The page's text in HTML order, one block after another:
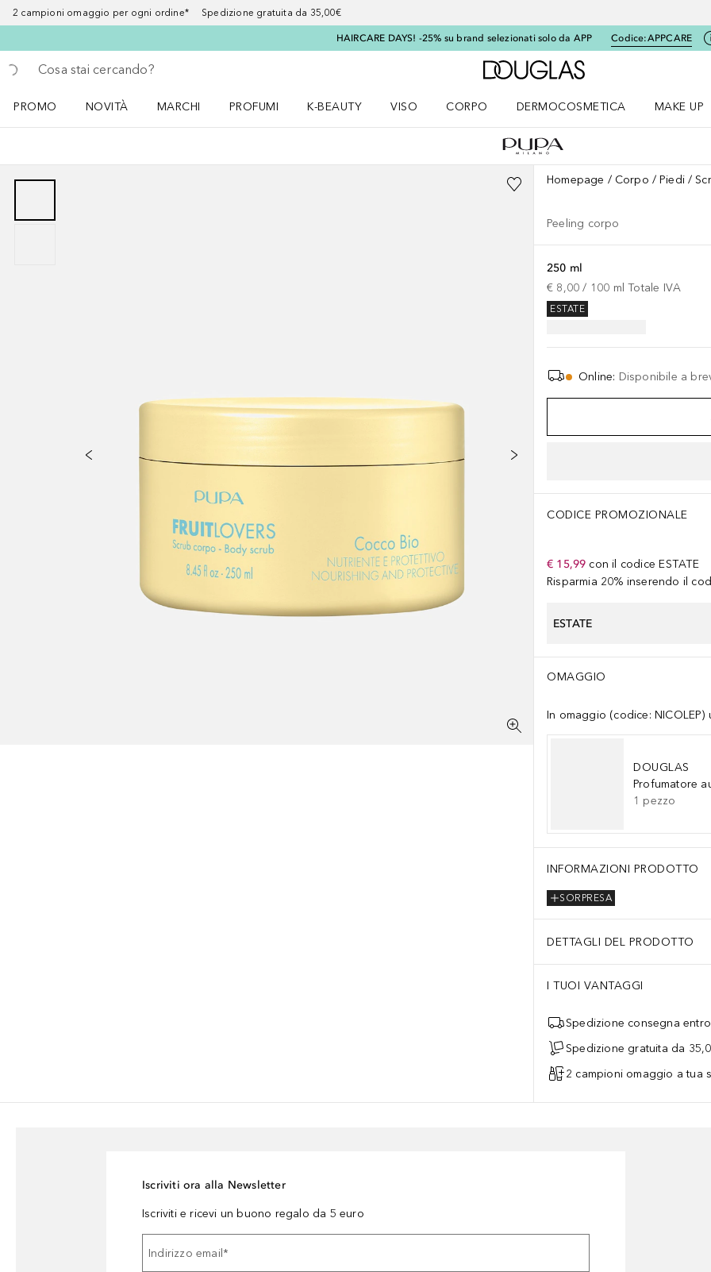
2 campioni omaggio per ogni ordine* Spedizione gratuita da 35,00€
HAIRCARE DAYS! -25% su brand selezionati solo da APP Codice:APPCARE
Torna indietro
Esegui ricerca
A Douglas Home
PROMO
NOVITÀ
MARCHI
PROFUMI
K-BEAUTY
VISO
CORPO
DERMOCOSMETICA
MAKE UP
Homepage Corpo Piedi
Peeling corpo
250 ml
€ 8,00 / 100 ml Totale IVA
ESTATE
Online: Disponibile a
CODICE PROMOZIONALE
€ 15,99 con il codice ESTATE
Risparmia 20% inserendo il
ESTATE
OMAGGIO
In omaggio (codice:
DOUGLAS
Profumatore
1 pezzo
INFORMAZIONI PRODOTTO
SORPRESA
DETTAGLI DEL PRODOTTO
I TUOI VANTAGGI
Spedizione consegna
Spedizione gratuita da
2 campioni omaggio a tua
Iscriviti ora alla Newsletter
Iscriviti e ricevi un buono regalo da 5 euro
Indirizzo email *